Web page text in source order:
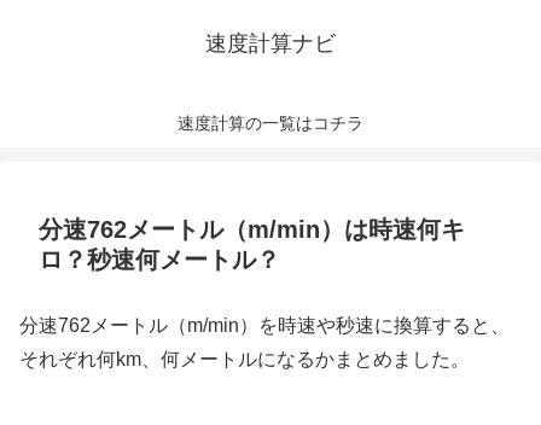
速度計算ナビ
速度計算の一覧はコチラ
分速762メートル（m/min）は時速何キ
ロ？秒速何メートル？
分速762メートル（m/min）を時速や秒速に換算すると、
それぞれ何km、何メートルになるかまとめました。